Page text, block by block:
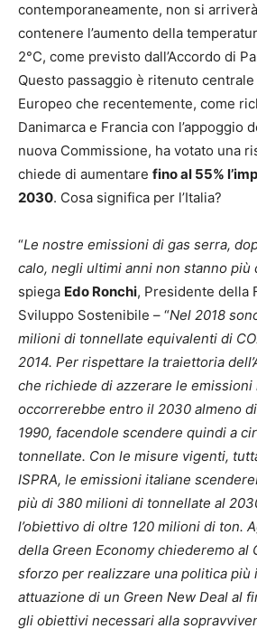
contemporaneamente, non si
contenere l’aumento della
2°C, come previsto dall’Accordo di
Questo passaggio è ritenuto
Europeo che recentemente, come
Danimarca e Francia con l’appoggio
nuova Commissione, ha votato una
chiede di aumentare fino al 55%
2030. Cosa significa per l’Italia?
“Le nostre emissioni di gas serra,
calo, negli ultimi anni non stanno più
spiega Edo Ronchi, Presidente della
Sviluppo Sostenibile – “Nel 2018
milioni di tonnellate equivalenti di
2014. Per rispettare la traiettoria
che richiede di azzerare le emissioni
occorrerebbe entro il 2030 almeno
1990, facendole scendere quindi a
tonnellate. Con le misure vigenti,
ISPRA, le emissioni italiane
più di 380 milioni di tonnellate al
l’obiettivo di oltre 120 milioni di ton.
della Green Economy chiederemo al
sforzo per realizzare una politica più
attuazione di un Green New Deal al
gli obiettivi necessari alla